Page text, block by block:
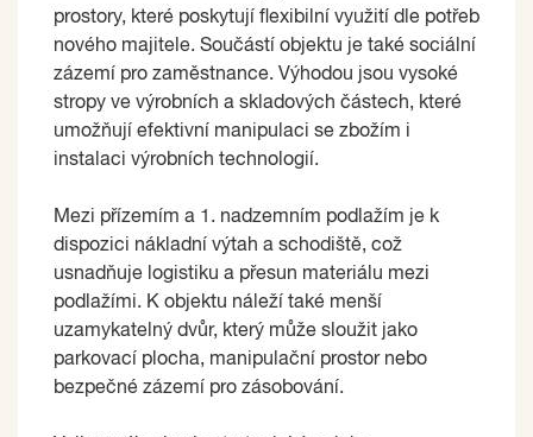
prostory, které poskytují flexibilní využití dle potřeb
nového majitele. Součástí objektu je také sociální
zázemí pro zaměstnance. Výhodou jsou vysoké
stropy ve výrobních a skladových částech, které
umožňují efektivní manipulaci se zbožím i
instalaci výrobních technologií.
Mezi přízemím a 1. nadzemním podlažím je k
dispozici nákladní výtah a schodiště, což
usnadňuje logistiku a přesun materiálu mezi
podlažími. K objektu náleží také menší
uzamykatelný dvůr, který může sloužit jako
parkovací plocha, manipulační prostor nebo
bezpečné zázemí pro zásobování.